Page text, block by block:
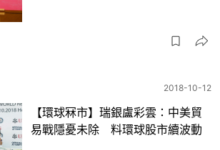
2018-10-12
【環球冧市】瑞銀盧彩雲：中美貿
易戰隱憂未除 料環球股市續波動